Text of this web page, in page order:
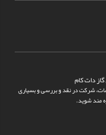
دات کام
شرکت در نقد و بررسی و بسیاری
مند شوید.